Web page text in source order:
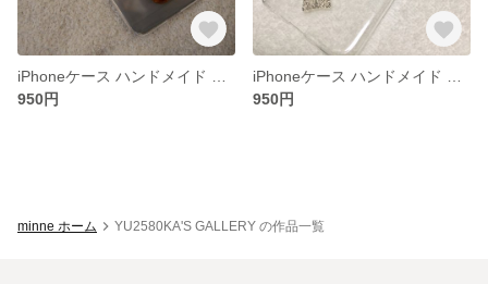
950円
950円
minne ホーム YU2580KA'S GALLERY の作品一覧